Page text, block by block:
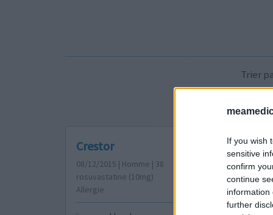
If you wish
sensitive
confirm
continue
information
further
Trier
Crestor
08/12/2015 | Homme | 38
rosuvastatine (10mg)
Allergie